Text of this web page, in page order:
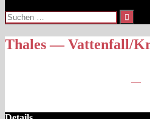
Suchen
nach:
Thales — Vattenfall/
—